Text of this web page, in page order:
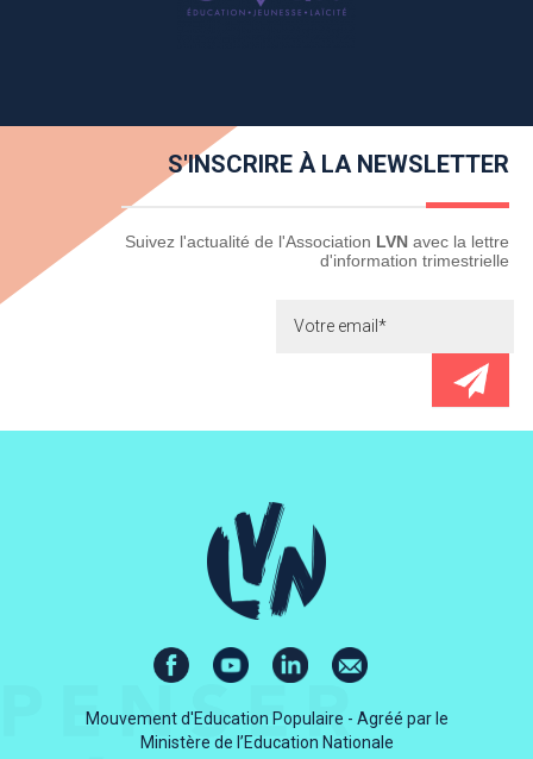
S'INSCRIRE À LA NEWSLETTER
Newsletter Suivez l'actualité de l'Association LVN avec la lettre
d'information trimestrielle
Mouvement d'Education Populaire - Agréé par le
Ministère de l’Education Nationale